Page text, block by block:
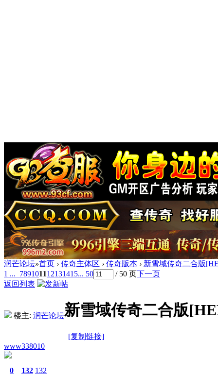
润芒论坛»首页 › 传奇主体区 › 传奇版本 › 新雪域传奇二合版
1 ... 789101112131415... 50 / 50 页下一页
返回列表
楼主: 润芒论坛新雪域传奇二合版
[复制链接]
www338010
0 132 132